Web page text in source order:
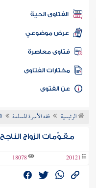
سؤالك
الفتاوى الحية
عرض موضوعي
فتاوى معاصرة
مختارات الفتاوى
الفتوى
الرئيسية فقه الأسرة المسلمة
مـقـوِّمات الزواج الناجح
20121
18078